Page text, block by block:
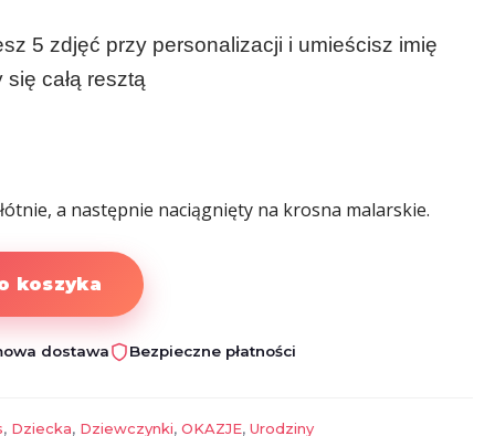
5 zdjęć przy personalizacji i umieścisz imię
całą resztą
a następnie naciągnięty na krosna malarskie.
koszyka
dostawa Bezpieczne płatności
, Dziecka, Dziewczynki,OKAZJE,Urodziny